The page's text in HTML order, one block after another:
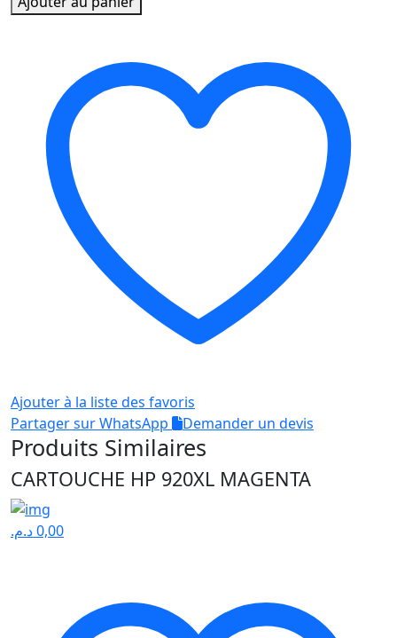
TONER
CF280A/CE505A
Ajouter à la liste des favoris
Partager sur WhatsApp
Demander un devis
Produits Similaires
CARTOUCHE HP 920XL MAGENTA
0,00د.م.